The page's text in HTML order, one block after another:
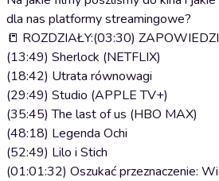
dla nas platformy streamingowe?
📒 ROZDZIAŁY:​(03:30)
​(13:49) Sherlock (NETFLIX)
​(18:42) Utrata równowagi
​(29:49) Studio (APPLE TV+)
​(35:45) The last of us (HBO MAX)
​(48:18) Legenda Ochi
​(52:49) Lilo i Stich
​(01:01:32) Oszukać przeznaczenie: